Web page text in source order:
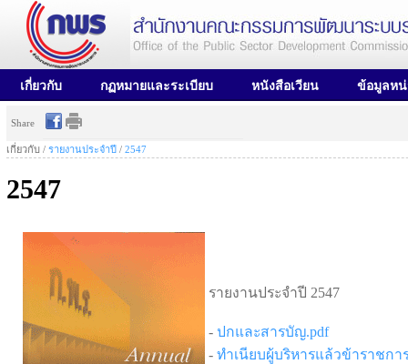
เกี่ยวกับ กฏหมายและระเบียบ หนังสือเวียน ข้อมูลหน่
Share
เกี่ยวกับ / รายงานประจำปี / 2547
2547
รายงานประจำปี 2547
- ปกและสารบัญ.pdf
- ทำเนียบผู้บริหารแล้วข้าราชกา